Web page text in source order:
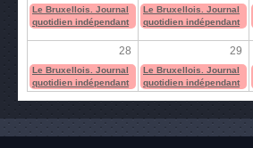
Le Bruxellois. Journal
quotidien indépendant
Le Bruxellois. Journal
quotidien indépendant
28 29
Le Bruxellois. Journal
quotidien indépendant
Le Bruxellois. Journal
quotidien indépendant